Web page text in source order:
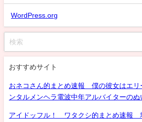
WordPress.org
おすすめサイト
おネコさん的まとめ速報 僕の彼女はエリ
ンタルメンヘラ電波中年アルバイターの
アイドッフル！ ワタクシ的まとめ速報